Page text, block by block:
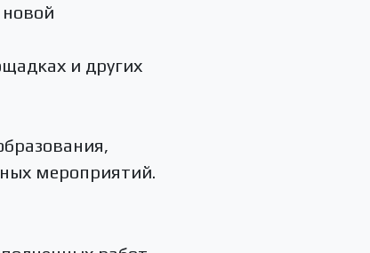
и других
мероприятий.